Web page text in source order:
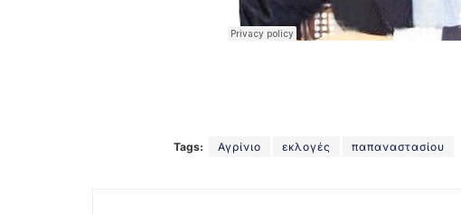
Tags: Αγρίνιο εκλογές παπαναστασίου